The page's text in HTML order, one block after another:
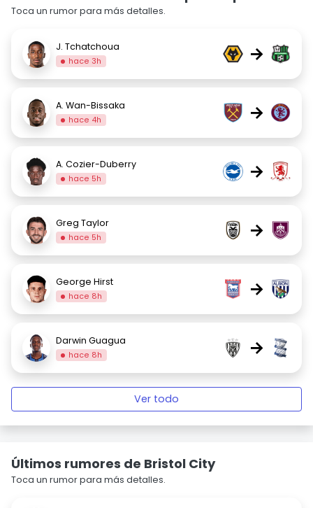
Toca un rumor para más detalles.
J. Tchatchoua
hace 3h →
A. Wan-Bissaka
hace 4h →
A. Cozier-Duberry
hace 5h →
Greg Taylor
hace 5h →
George Hirst
hace 8h →
Darwin Guagua
hace 8h →
Ver todo
Últimos rumores de Bristol City
Toca un rumor para más detalles.